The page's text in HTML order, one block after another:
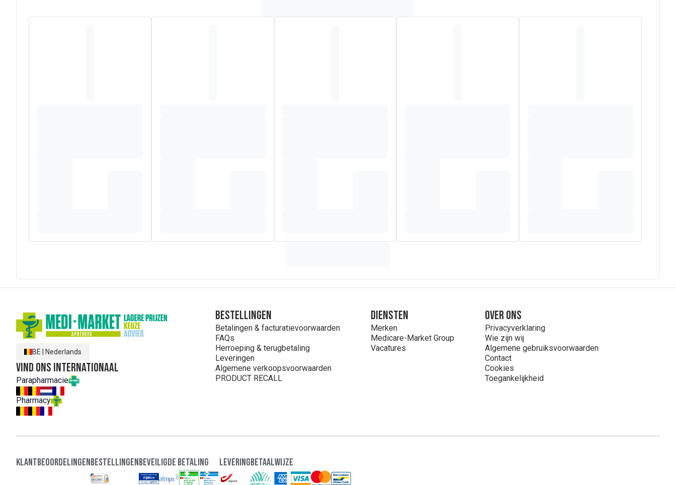
Ontworpen om krampjes en ongemak te verminderen
BE Nederlands
Vind ons internationaal
Parapharmacie
Pharmacy
Bestellingen
Betalingen & facturatievoorwaarden
FAQs
Herroeping & terugbetaling
Leveringen
Algemene verkoopsvoorwaarden
PRODUCT RECALL
Diensten
Merken
Medicare-Market Group
Vacatures
Over ons
Privacyverklaring
Wie zijn wij
Algemene gebruiksvoorwaarden
Contact
Cookies
Toegankelijkheid
KlantbeoordelingenBestellingenBeveiligde Betaling LeveringBetaalwijze